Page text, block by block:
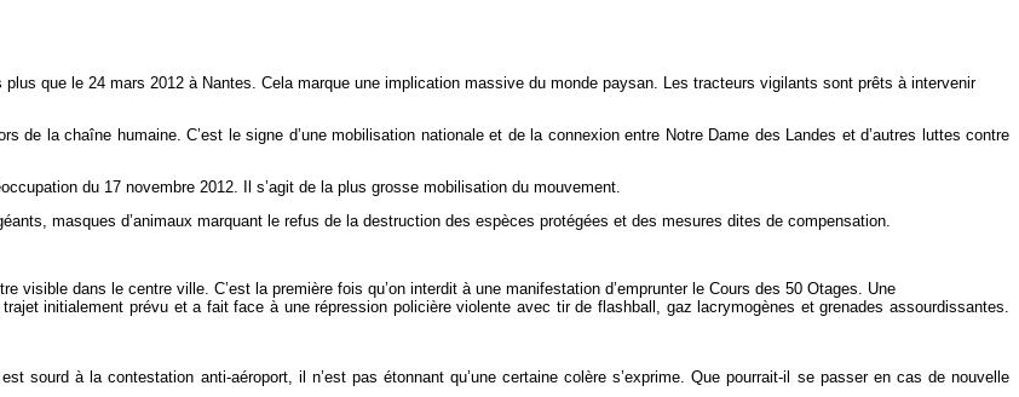
que le 24 mars 2012 à Nantes. Cela marque une implication massive du monde paysan. Les tracteurs vigilants sont prêts à intervenir
de la chaîne humaine. C’est le signe d’une mobilisation nationale et de la connexion entre Notre Dame des Landes et d’autres luttes contre
du 17 novembre 2012. Il s’agit de la plus grosse mobilisation du mouvement.
masques d’animaux marquant le refus de la destruction des espèces protégées et des mesures dites de compensation.
visible dans le centre ville. C’est la première fois qu’on interdit à une manifestation d’emprunter le Cours des 50 Otages. Une
initialement prévu et a fait face à une répression policière violente avec tir de flashball, gaz lacrymogènes et grenades assourdissantes.
sourd à la contestation anti-aéroport, il n’est pas étonnant qu’une certaine colère s’exprime. Que pourrait-il se passer en cas de nouvelle